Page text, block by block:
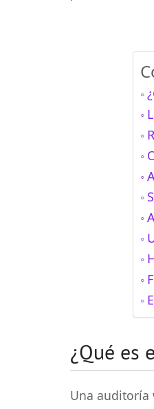
¿Qué es
Una auditoría